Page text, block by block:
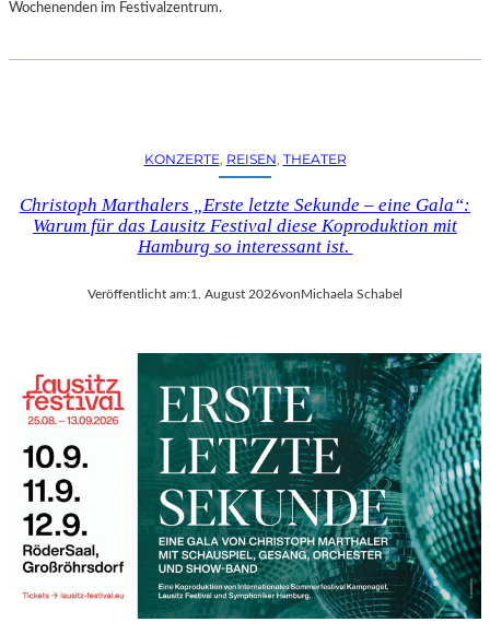
W
S
C
H
N
N
S
T
Ü
H
L
E
N
“
–
A
U
Wochenenden im Festivalzentrum.
KONZERTE, REISEN THEATER
Christoph Marthalers „Erste letzte Sekunde – eine Gala“:
Warum für das Lausitz Festival diese Koproduktion mit
Hamburg so interessant ist.
Veröffentlicht am:1. August 2026vonMichaela Schabel